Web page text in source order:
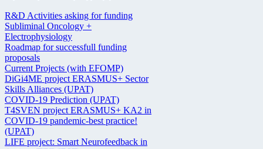
R&D Activities asking for funding
Subliminal Oncology +
Electrophysiology
Roadmap for successfull funding
proposals
Current Projects (with EFOMP)
DiGi4ME project ERASMUS+ Sector
Skills Alliances (UPAT)
COVID-19 Prediction (UPAT)
T4SVEN project ERASMUS+ KA2 in
COVID-19 pandemic-best practice!
(UPAT)
LIFE project: Smart Neurofeedback in